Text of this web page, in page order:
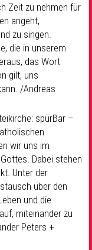
Zeit zu nehmen für
angeht,
zu singen.
die in unserem
das Wort
gilt, uns
/Andreas
spürBar –
wir uns im
Dabei stehen
Unter der
über den
und die
miteinander zu
Peters +